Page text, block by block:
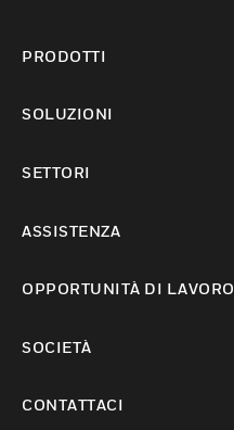
PRODOTTI
SOLUZIONI
SETTORI
ASSISTENZA
OPPORTUNITÀ DI LAVORO
SOCIETÀ
CONTATTACI